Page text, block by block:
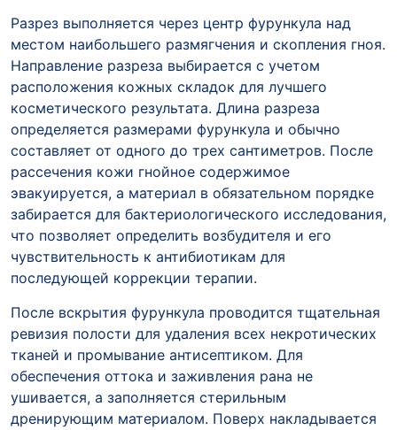
Разрез выполняется через центр фурункула над
местом наибольшего размягчения и скопления гноя.
Направление разреза выбирается с учетом
расположения кожных складок для лучшего
косметического результата. Длина разреза
определяется размерами фурункула и обычно
составляет от одного до трех сантиметров. После
рассечения кожи гнойное содержимое
эвакуируется, а материал в обязательном порядке
забирается для бактериологического исследования,
что позволяет определить возбудителя и его
чувствительность к антибиотикам для
последующей коррекции терапии.
После вскрытия фурункула проводится тщательная
ревизия полости для удаления всех некротических
тканей и промывание антисептиком. Для
обеспечения оттока и заживления рана не
ушивается, а заполняется стерильным
дренирующим материалом. Поверх накладывается